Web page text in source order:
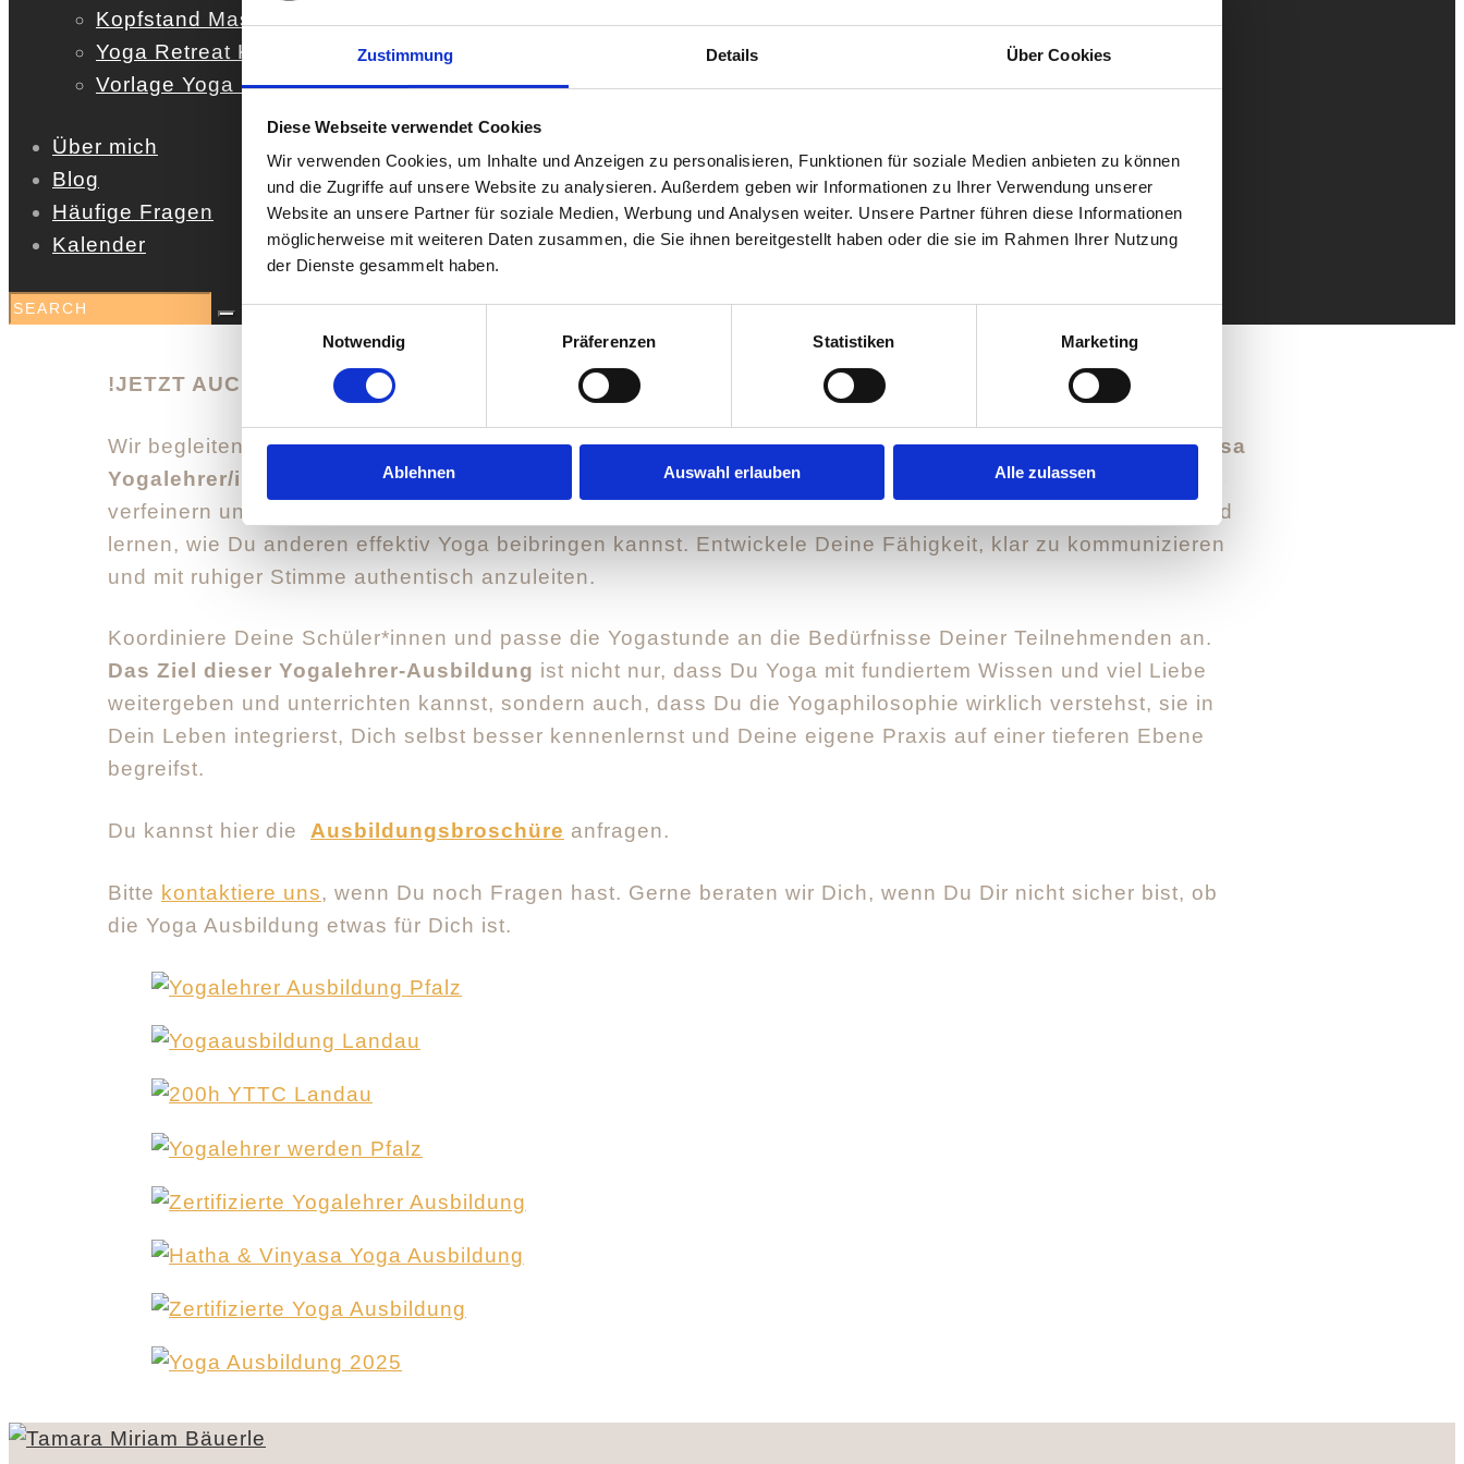
Zustimmung Details Über Cookies
Diese Webseite verwendet Cookies
Wir verwenden Cookies, um Inhalte und Anzeigen zu personalisieren, Funktionen für soziale Medien anbieten zu können
und die Zugriffe auf unsere Website zu analysieren. Außerdem geben wir Informationen zu Ihrer Verwendung unserer
Website an unsere Partner für soziale Medien, Werbung und Analysen weiter. Unsere Partner führen diese Informationen
möglicherweise mit weiteren Daten zusammen, die Sie ihnen bereitgestellt haben oder die sie im Rahmen Ihrer Nutzung
der Dienste gesammelt haben.
Notwendig
Präferenzen Statistiken Marketing
Ablehnen Auswahl erlauben Alle zulassen
Kopfstand Masterclass
Yoga Retreat Kit
Vorlage Yoga Stunde
Über mich
Blog
Häufige Fragen
Kalender
!JETZT AUCH IN LANDAU!
Wir begleiten Dich auf dem Weg vom Yogapraktizierenden zum Yogalehrenden. Diese200h Hatha & Vinyasa
Yogalehrer/innen Ausbildungist für Dich, wenn Du Dein Wissen über Yoga erweitern, Deine Praxis
verfeinern und in die Philosophie des Yoga eintauchen möchtest. Du wirst Deine eigene Praxis vertiefen und
lernen, wie Du anderen effektiv Yoga beibringen kannst. Entwickele Deine Fähigkeit, klar zu kommunizieren
und mit ruhiger Stimme authentisch anzuleiten.
Koordiniere Deine Schüler*innen und passe die Yogastunde an die Bedürfnisse Deiner Teilnehmenden an.
Das Ziel dieser Yogalehrer-Ausbildung ist nicht nur, dass Du Yoga mit fundiertem Wissen und viel Liebe
weitergeben und unterrichten kannst, sondern auch, dass Du die Yogaphilosophie wirklich verstehst, sie in
Dein Leben integrierst, Dich selbst besser kennenlernst und Deine eigene Praxis auf einer tieferen Ebene
begreifst.
Du kannst hier die Ausbildungsbroschüre anfragen.
Bitte kontaktiere uns, wenn Du noch Fragen hast. Gerne beraten wir Dich, wenn Du Dir nicht sicher bist, ob
die Yoga Ausbildung etwas für Dich ist.